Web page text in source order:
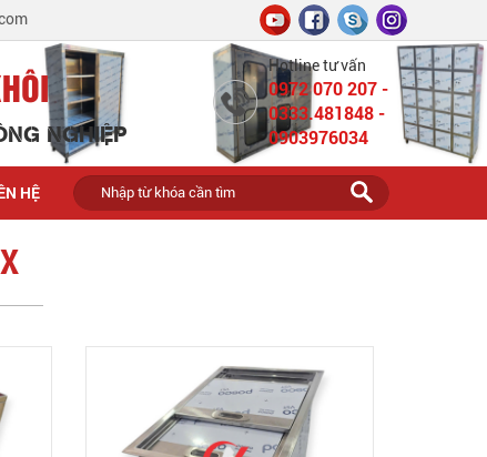
NGHIỆP
Hotline tư vấn
0972 070 207 -
0333.481848 -
0903976034
HỆ